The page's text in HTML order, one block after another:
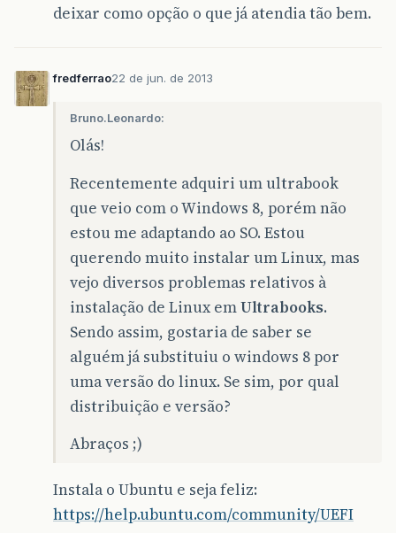
deixar como opção o que já atendia tão bem.
fredferrao22 de jun. de 2013
Bruno.Leonardo:
Olás!
Recentemente adquiri um ultrabook
que veio com o Windows 8, porém não
estou me adaptando ao SO. Estou
querendo muito instalar um Linux, mas
vejo diversos problemas relativos à
instalação de Linux emUltrabooks.
Sendo assim, gostaria de saber se
alguém já substituiu o windows 8 por
uma versão do linux. Se sim, por qual
distribuição e versão?
Abraços ;)
Instala o Ubuntu e seja feliz:
https://help.ubuntu.com/community/UEFI